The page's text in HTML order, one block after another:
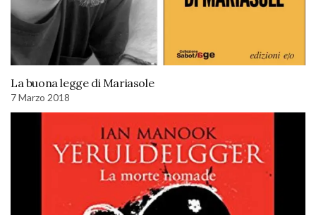
La buona legge di Mariasole
7 Marzo 2018